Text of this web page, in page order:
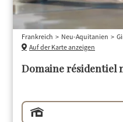
Domaine résidentiel
Frankreich Neu-Aquitanien
Auf der Karte anzeigen